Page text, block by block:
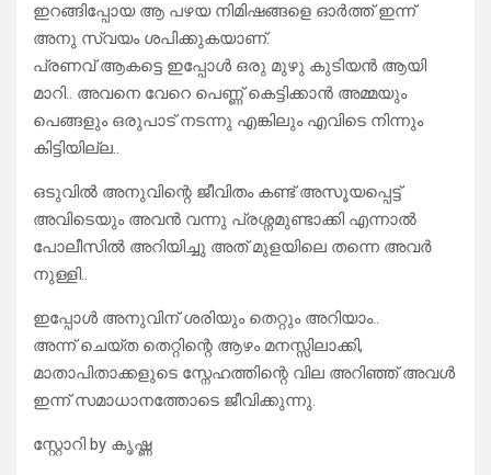
ഇറങ്ങിപ്പോയ ആ പഴയ നിമിഷങ്ങളെ ഓർത്ത് ഇന്ന്
അനു സ്വയം ശപിക്കുകയാണ്.
പ്രണവ് ആകട്ടെ ഇപ്പോൾ ഒരു മുഴു കുടിയൻ ആയി
മാറി.. അവനെ വേറെ പെണ്ണ് കെട്ടിക്കാൻ അമ്മയും
പെങ്ങളും ഒരുപാട് നടന്നു എങ്കിലും എവിടെ നിന്നും
കിട്ടിയില്ല..
ഒടുവിൽ അനുവിന്റെ ജീവിതം കണ്ട് അസൂയപ്പെട്ട്
അവിടെയും അവൻ വന്നു പ്രശ്നമുണ്ടാക്കി എന്നാൽ
പോലീസിൽ അറിയിച്ചു അത് മുളയിലെ തന്നെ അവർ
നുള്ളി..
ഇപ്പോൾ അനുവിന് ശരിയും തെറ്റും അറിയാം..
അന്ന് ചെയ്ത തെറ്റിന്റെ ആഴം മനസ്സിലാക്കി,
മാതാപിതാക്കളുടെ സ്നേഹത്തിന്റെ വില അറിഞ്ഞ് അവൾ
ഇന്ന് സമാധാനത്തോടെ ജീവിക്കുന്നു.
സ്റ്റോറി by കൃഷ്ണ